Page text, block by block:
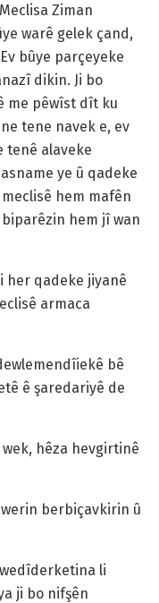
Ziman
warê gelek çand,
bûye parçeyeke
dikin. Ji bo
me pêwîst dît ku
tene navek e, ev
tenê alaveke
ye û qadeke
hem mafên
hem jî wan
her qadeke jiyanê
armaca
bê
ê şaredariyê de
hêza hevgirtinê
berbiçavkirin û
li
ji bo nifşên